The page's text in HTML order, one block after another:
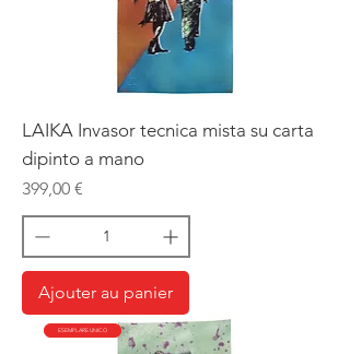
LAIKA Invasor tecnica mista su carta
dipinto a mano
Prix
399,00 €
Ajouter au panier
ESEMPLARE UNICO